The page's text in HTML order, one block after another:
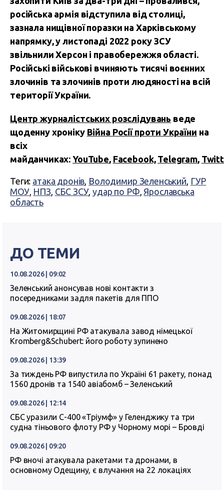
російська армія відступила від столиці,
зазнала нищівної поразки на Харківському
напрямку, у листопаді 2022 року ЗСУ
звільнили Херсон і правобережжя області.
Російські військові вчиняють тисячі воєнних
злочинів та злочинів проти людяності на всій
території України.
Центр журналістських розслідувань веде
щоденну хроніку Війна Росії проти України на
всіх
майданчиках:YouTube, Facebook, Telegram,
Теги: атака дронів, Володимир Зеленський, ГУР
МОУ, НПЗ, СБС ЗСУ,удар по РФ, Ярославська
область
ДО ТЕМИ
10.08.2026 | 09:02
Зеленський анонсував нові контакти з
посередниками задля пакетів для ППО
09.08.2026 | 18:07
На Житомирщині РФ атакувала завод німецької
Kromberg&Schubert: його роботу зупинено
09.08.2026 | 13:39
За тиждень РФ випустила по Україні 61 ракету, понад
1560 дронів та 1540 авіабомб – Зеленський
09.08.2026 | 12:14
СБС уразили С-400 «Тріумф» у Геленджику та три
судна тіньового флоту РФ у Чорному морі – Бровді
09.08.2026 | 09:20
РФ вночі атакувала ракетами та дронами, в
основному Одещину, є влучання на 22 локаціях